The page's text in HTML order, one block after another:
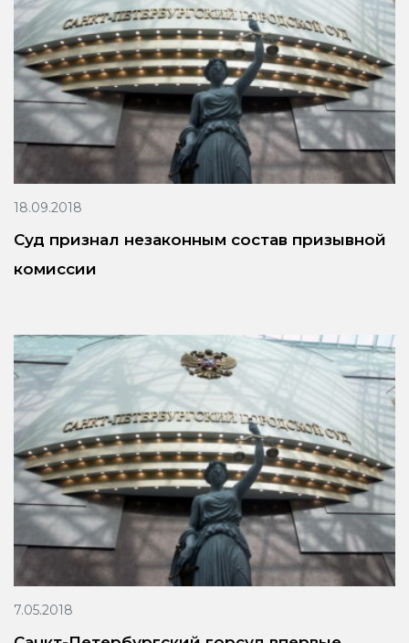
18.09.2018
Суд признал незаконным состав призывной
комиссии
7.05.2018